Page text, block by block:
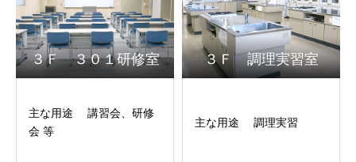
３Ｆ ３０１研修室
主な用途 講習会、研修
会 等
３Ｆ 調理実習室
主な用途 調理実習